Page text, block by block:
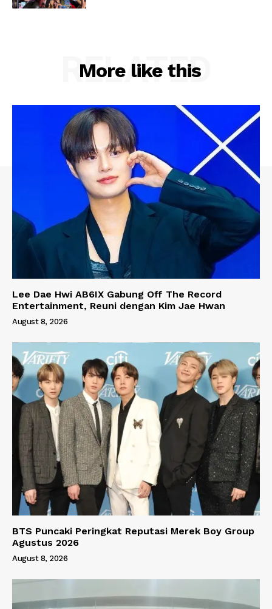
More like this
RELATED
Lee Dae Hwi AB6IX Gabung Off The Record
Entertainment, Reuni dengan Kim Jae Hwan
August 8, 2026
BTS Puncaki Peringkat Reputasi Merek Boy Group
Agustus 2026
August 8, 2026